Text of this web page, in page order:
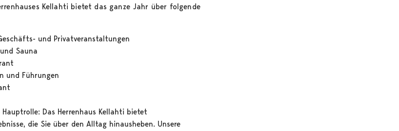
Kellahti bietet das ganze Jahr über folgende
und Privatveranstaltungen
Sauna
und Führungen
Hauptrolle: Das Herrenhaus Kellahti bietet
die Sie über den Alltag hinausheben. Unsere